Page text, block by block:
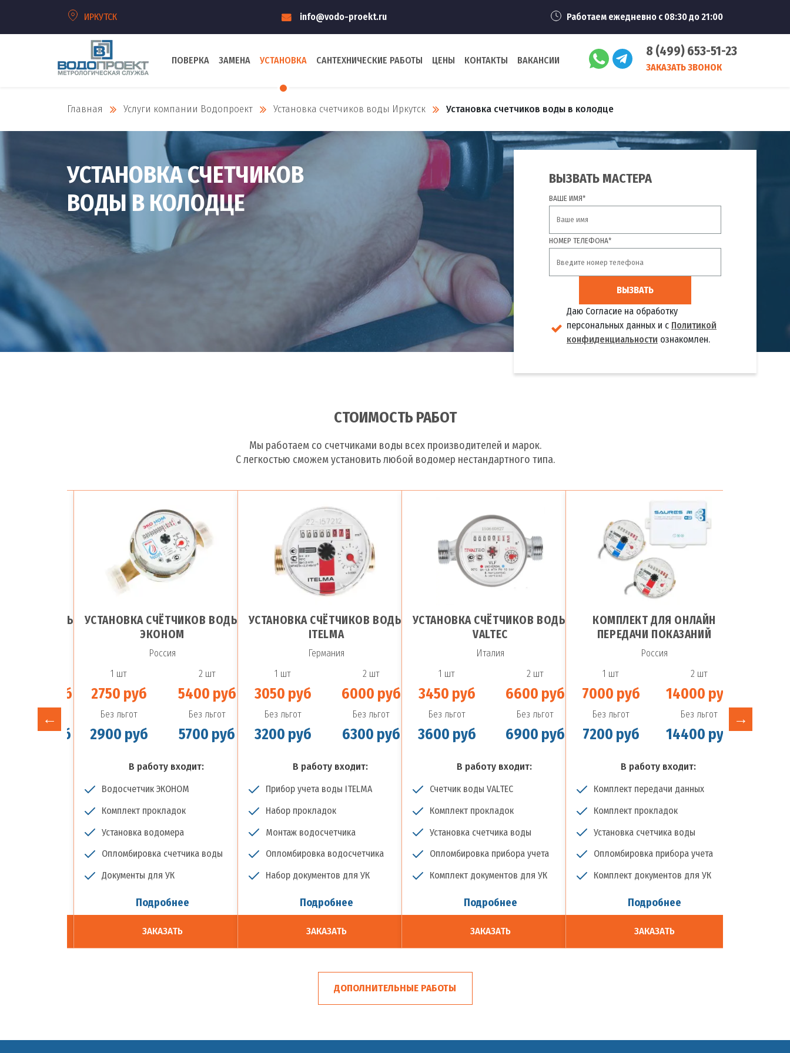
ИРКУТСК info@vodo-proekt.ru Работаем ежедневно с 08:30 до 21:00
ПОВЕРКА ЗАМЕНА УСТАНОВКА САНТЕХНИЧЕСКИЕ РАБОТЫ ЦЕНЫ КОНТАКТЫ ВАКАНСИИ
8 (499) 653-51-23
ЗАКАЗАТЬ ЗВОНОК
Главная Услуги компании Водопроект Установка счетчиков воды Иркутск Установка счетчиков воды в колодце
УСТАНОВКА СЧЕТЧИКОВ
ВОДЫ В КОЛОДЦЕ
ВЫЗВАТЬ МАСТЕРА
ВАШЕ ИМЯ*
НОМЕР ТЕЛЕФОНА*
ВЫЗВАТЬ
Даю Согласие на обработку
персональных данных и с Политикой
конфиденциальности ознакомлен.
СТОИМОСТЬ РАБОТ
Мы работаем со счетчиками воды всех производителей и марок.
С легкостью сможем установить любой водомер нестандартного типа.
ВОДЫ
5400 руб
5700 руб
УСТАНОВКА СЧЁТЧИКОВ ВОДЫ
ЭКОНОМ
Россия
1 шт
2 шт
2750 руб 5400 руб
Без льгот Без льгот
2900 руб 5700 руб
В работу входит:
Водосчетчик ЭКОНОМ
Комплект прокладок
Установка водомера
Опломбировка счетчика воды
Документы для УК
Подробнее
ЗАКАЗАТЬ
УСТАНОВКА СЧЁТЧИКОВ ВОДЫ
ITELMA
Германия
1 шт
2 шт
3050 руб 6000 руб
Без льгот Без льгот
3200 руб 6300 руб
В работу входит:
Прибор учета воды ITELMA
Набор прокладок
Монтаж водосчетчика
Опломбировка водосчетчика
Набор документов для УК
Подробнее
ЗАКАЗАТЬ
УСТАНОВКА СЧЁТЧИКОВ ВОДЫ
VALTEC
Италия
1 шт
2 шт
3450 руб 6600 руб
Без льгот Без льгот
3600 руб 6900 руб
В работу входит:
Счетчик воды VALTEC
Комплект прокладок
Установка счетчика воды
Опломбировка прибора учета
Комплект документов для УК
Подробнее
ЗАКАЗАТЬ
КОМПЛЕКТ ДЛЯ ОНЛАЙН
ПЕРЕДАЧИ ПОКАЗАНИЙ
Россия
1 шт
2 шт
7000 руб 14000 руб
Без льгот Без льгот
7200 руб 14400 руб
В работу входит:
Комплект передачи данных
Комплект прокладок
Установка счетчика воды
Опломбировка прибора учета
Комплект документов для УК
Подробнее
ЗАКАЗАТЬ
2900
ДОПОЛНИТЕЛЬНЫЕ РАБОТЫ